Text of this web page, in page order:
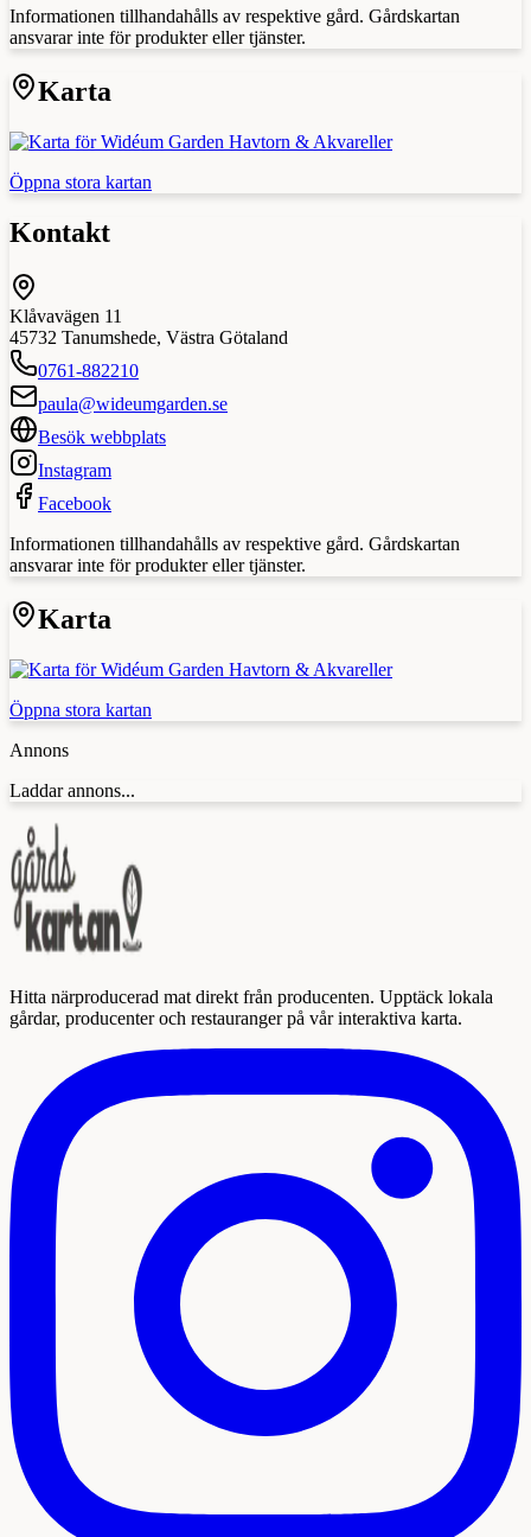
Informationen tillhandahålls av respektive gård. Gårdskartan
ansvarar inte för produkter eller tjänster.
Karta
Öppna stora kartan
Kontakt
Klåvavägen 11
45732 Tanumshede, Västra Götaland
0761-882210
paula@wideumgarden.se
Besök webbplats
Instagram
Facebook
Informationen tillhandahålls av respektive gård. Gårdskartan
ansvarar inte för produkter eller tjänster.
Karta
Öppna stora kartan
Annons
Laddar annons...
Hitta närproducerad mat direkt från producenten. Upptäck lokala
gårdar, producenter och restauranger på vår interaktiva karta.